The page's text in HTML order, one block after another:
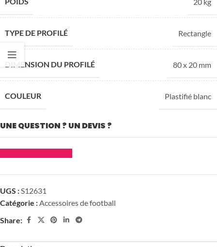
TYPE DE PROFILÉ Rectangle
DIMENSION DU PROFILÉ 80 x 20 mm
COULEUR Plastifié blanc
UNE QUESTION ? UN DEVIS ?
UGS :S12631
Catégorie :Accessoires de football
Share: